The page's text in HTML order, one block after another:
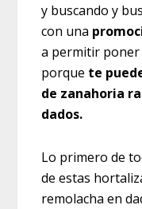
y buscando y
con una
a permitir poner
porque te
de zanahoria
dados.
Lo primero de
de estas
remolacha en